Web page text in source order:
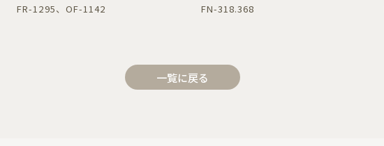
FR-1295、OF-1142 FN-318.368
一覧に戻る